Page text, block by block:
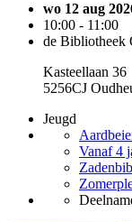
wo 12 aug
10:00 - 11:00
de Bibliotheek
Kasteellaan 36
5256CJ
Jeugd
Vanaf 4